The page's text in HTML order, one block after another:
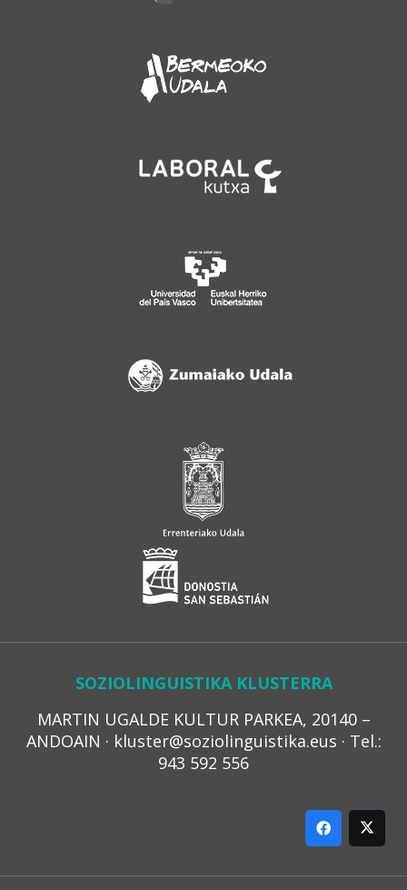
SOZIOLINGUISTIKA KLUSTERRA
MARTIN UGALDE KULTUR PARKEA, 20140 –
ANDOAIN · kluster@soziolinguistika.eus · Tel.:
943 592 556